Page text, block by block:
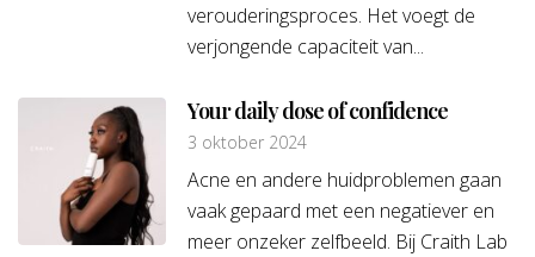
verouderingsproces. Het voegt de
verjongende capaciteit van...
Your daily dose of confidence
3 oktober 2024
Acne en andere huidproblemen gaan
vaak gepaard met een negatiever en
meer onzeker zelfbeeld. Bij Craith Lab